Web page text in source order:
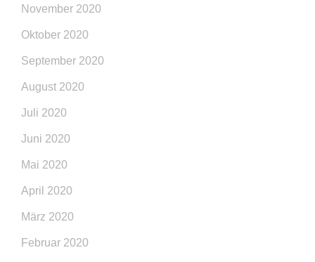
November 2020
Oktober 2020
September 2020
August 2020
Juli 2020
Juni 2020
Mai 2020
April 2020
März 2020
Februar 2020